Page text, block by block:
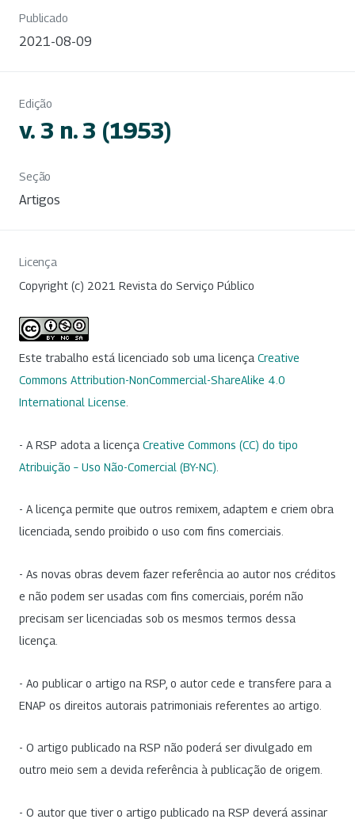
Publicado
2021-08-09
Edição
v. 3 n. 3 (1953)
Seção
Artigos
Licença
Copyright (c) 2021 Revista do Serviço Público
Este trabalho está licenciado sob uma licença Creative
Commons Attribution-NonCommercial-ShareAlike 4.0
International License
- A RSP adota a licença Creative Commons (CC) do tipo
Atribuição – Uso Não-Comercial (BY-NC)
- A licença permite que outros remixem, adaptem e criem obra
licenciada, sendo proibido o uso com fins comerciais.
- As novas obras devem fazer referência ao autor nos créditos
e não podem ser usadas com fins comerciais, porém não
precisam ser licenciadas sob os mesmos termos dessa
licença.
- Ao publicar o artigo na RSP, o autor cede e transfere para a
ENAP os direitos autorais patrimoniais referentes ao artigo.
- O artigo publicado na RSP não poderá ser divulgado em
outro meio sem a devida referência à publicação de origem.
- O autor que tiver o artigo publicado na RSP deverá assinar